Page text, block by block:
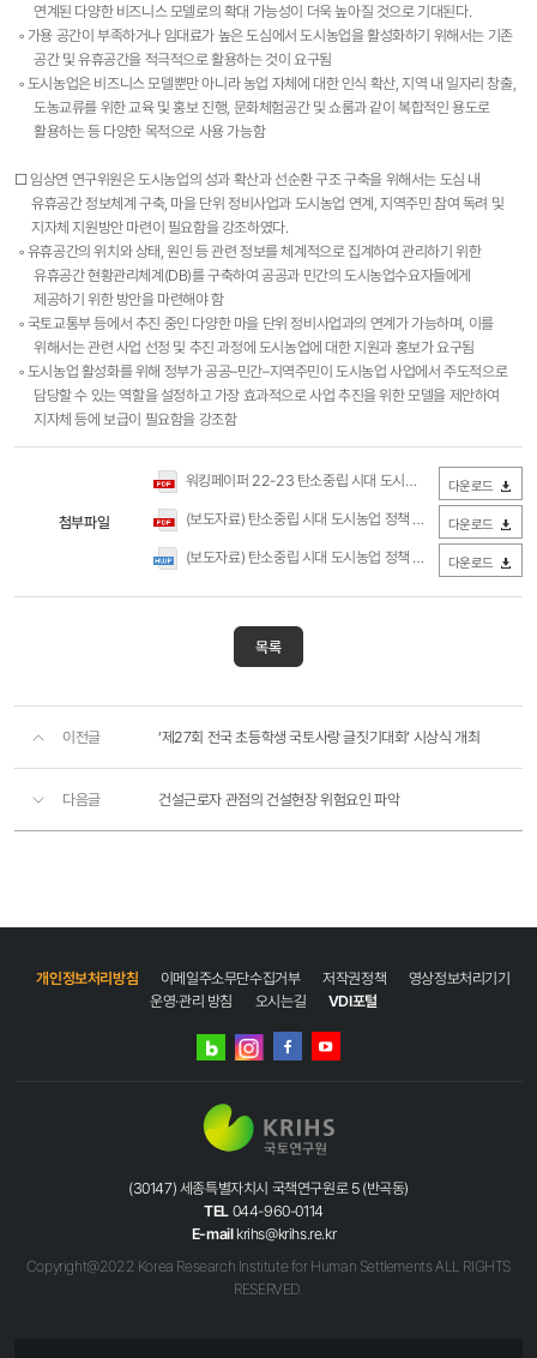
연계된 다양한 비즈니스 모델로의 확대 가능성이 더욱 높아질 것으로 기대된다.
◦ 가용 공간이 부족하거나 임대료가 높은 도심에서 도시농업을 활성화하기 위해서는 기존
공간 및 유휴공간을 적극적으로 활용하는 것이 요구됨
◦ 도시농업은 비즈니스 모델뿐만 아니라 농업 자체에 대한 인식 확산, 지역 내 일자리 창출,
도농교류를 위한 교육 및 홍보 진행, 문화체험공간 및 쇼룸과 같이 복합적인 용도로
활용하는 등 다양한 목적으로 사용 가능함
□ 임상연 연구위원은 도시농업의 성과 확산과 선순환 구조 구축을 위해서는 도심 내
유휴공간 정보체계 구축, 마을 단위 정비사업과 도시농업 연계, 지역주민 참여 독려 및
지자체 지원방안 마련이 필요함을 강조하였다.
◦ 유휴공간의 위치와 상태, 원인 등 관련 정보를 체계적으로 집계하여 관리하기 위한
유휴공간 현황관리체계(DB)를 구축하여 공공과 민간의 도시농업수요자들에게
제공하기 위한 방안을 마련해야 함
◦ 국토교통부 등에서 추진 중인 다양한 마을 단위 정비사업과의 연계가 가능하며, 이를
위해서는 관련 사업 선정 및 추진 과정에 도시농업에 대한 지원과 홍보가 요구됨
◦ 도시농업 활성화를 위해 정부가 공공–민간–지역주민이 도시농업 사업에서 주도적으로
담당할 수 있는 역할을 설정하고 가장 효과적으로 사업 추진을 위한 모델을 제안하여
지자체 등에 보급이 필요함을 강조함
첨부파일
워킹페이퍼 22-23 탄소중립 시대 도시농업 정책 동향 및 국내·외 사례 분석(국토연구원).pdf 다운로드
(보도자료) 탄소중립 시대 도시농업 정책 동향 및 국내·외 사례 분석(국토연구원).pdf 다운로드
(보도자료) 탄소중립 시대 도시농업 정책 동향 및 국내·외 사례 분석(국토연구원).hwp 다운로드
목록
이전글 ‘제27회 전국 초등학생 국토사랑 글짓기대회’ 시상식 개최
다음글 건설근로자 관점의 건설현장 위험요인 파악
개인정보처리방침 이메일주소무단수집거부 저작권정책
영상정보처리기기
운영·관리 방침
오시는길 VDI포털
네이버
인스타그램
(30147) 세종특별자치시 국책연구원로 5 (반곡동)
TEL 044-960-0114
E-mail krihs@krihs.re.kr
Copyright@2022 Korea Research Institute for Human Settlements ALL RIGHTS
RESERVED.